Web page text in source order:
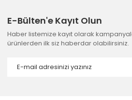
E-Bülten'e Kayıt Olun
Haber listemize kayıt olarak
ürünlerden ilk siz haberdar olabilirsiniz.